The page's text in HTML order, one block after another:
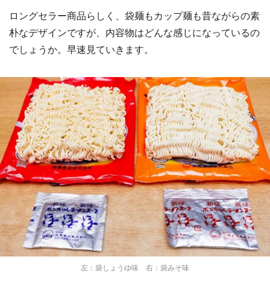
ロングセラー商品らしく、袋麺もカップ麺も昔ながらの素
朴なデザインですが、内容物はどんな感じになっているの
でしょうか。早速見ていきます。
左：袋しょうゆ味 右：袋みそ味